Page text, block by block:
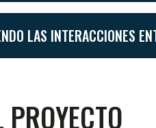
LAS INTERACCIONES